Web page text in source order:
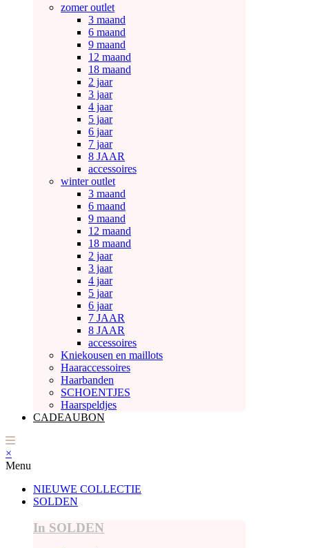
zomer outlet
3 maand
6 maand
9 maand
12 maand
18 maand
2 jaar
3 jaar
4 jaar
5 jaar
6 jaar
7 jaar
8 JAAR
accessoires
winter outlet
3 maand
6 maand
9 maand
12 maand
18 maand
2 jaar
3 jaar
4 jaar
5 jaar
6 jaar
7 JAAR
8 JAAR
accessoires
Kniekousen en maillots
Haaraccessoires
Haarbanden
SCHOENTJES
Haarspeldjes
CADEAUBON
×
Menu
NIEUWE COLLECTIE
SOLDEN
In SOLDEN